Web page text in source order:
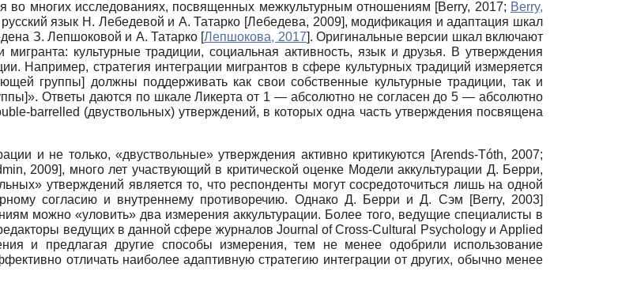
во многих исследованиях, посвященных межкультурным отношениям [Berry, 2017; Berry,
язык Н. Лебедевой и А. Татарко [Лебедева, 2009], модификация и адаптация шкал
З. Лепшоковой и А. Татарко [Лепшокова, 2017]. Оригинальные версии шкал включают
культурные традиции, социальная активность, язык и друзья. В утверждения
Например, стратегия интеграции мигрантов в сфере культурных традиций измеряется
группы] должны поддерживать как свои собственные культурные традиции, так и
Ответы даются по шкале Ликерта от 1 — абсолютно не согласен до 5 — абсолютно
barrelled (двуствольных) утверждений, в которых одна часть утверждения посвящена
и не только, «двуствольные» утверждения активно критикуются [Arends-Tóth, 2007;
2009], много лет участвующий в критической оценке Модели аккультурации Д. Берри,
утверждений является то, что респонденты могут сосредоточиться лишь на одной
согласию и внутреннему противоречию. Однако Д. Берри и Д. Сэм
[Berry, 2003]
можно «уловить» два измерения аккультурации. Более того, ведущие специалисты в
ведущих в данной сфере журналов Journal of Cross-Cultural Psychology и Applied
и предлагая другие способы измерения, тем не менее одобрили использование
отличать наиболее адаптивную стратегию интеграции от других, обычно менее